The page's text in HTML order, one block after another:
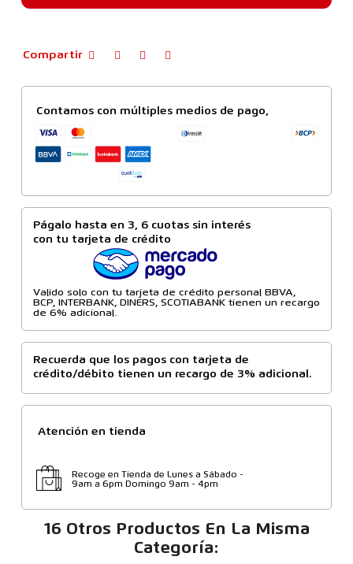
Compartir
Contamos con múltiples medios de pago,
Págalo hasta en 3, 6 cuotas sin interés
con tu tarjeta de crédito
Valido solo con tu tarjeta de crédito personal BBVA,
BCP, INTERBANK, DINERS, SCOTIABANK tienen un recargo
de 6% adicional.
Recuerda que los pagos con tarjeta de
crédito/débito tienen un recargo de 3% adicional.
Atención en tienda
Recoge en Tienda de Lunes a Sábado -
9am a 6pm Domingo 9am - 4pm
16 Otros Productos En La Misma
Categoría: